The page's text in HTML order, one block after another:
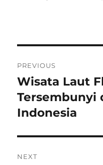
navigation
PREVIOUS
Previous
post:
Wisata Laut
Tersembunyi
Indonesia
NEXT